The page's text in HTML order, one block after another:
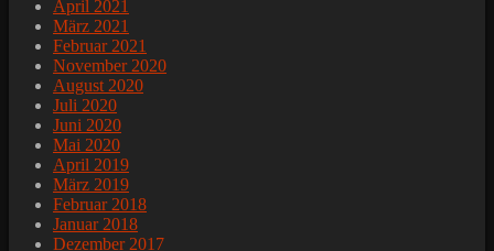
April 2021
März 2021
Februar 2021
November 2020
August 2020
Juli 2020
Juni 2020
Mai 2020
April 2019
März 2019
Februar 2018
Januar 2018
Dezember 2017